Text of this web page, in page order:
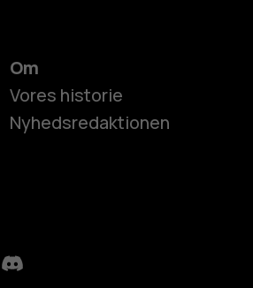
Om
Vores historie
Nyhedsredaktionen
Discord